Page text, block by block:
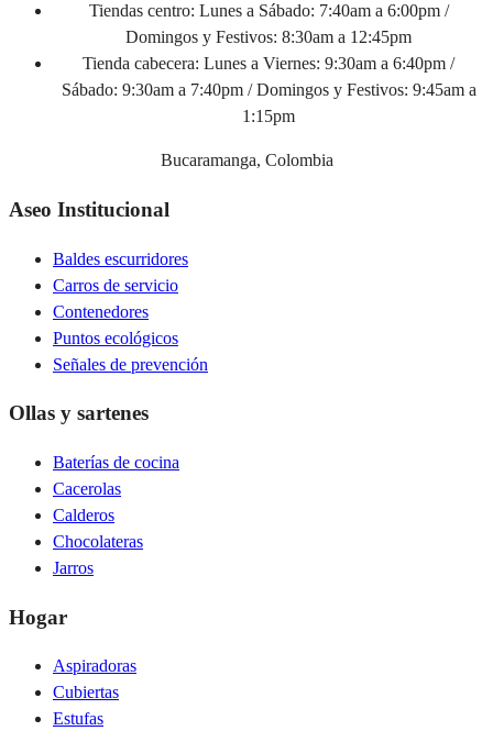
Tiendas centro: Lunes a Sábado: 7:40am a 6:00pm /
Domingos y Festivos: 8:30am a 12:45pm
Tienda cabecera: Lunes a Viernes: 9:30am a 6:40pm /
Sábado: 9:30am a 7:40pm / Domingos y Festivos: 9:45am a
1:15pm
Bucaramanga, Colombia
Aseo Institucional
Baldes escurridores
Carros de servicio
Contenedores
Puntos ecológicos
Señales de prevención
Ollas y sartenes
Baterías de cocina
Cacerolas
Calderos
Chocolateras
Jarros
Hogar
Aspiradoras
Cubiertas
Estufas